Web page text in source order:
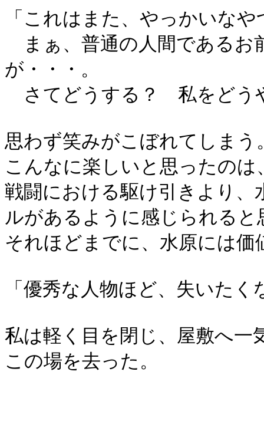
「これはまた、やっかいな
まぁ、普通の人間であるお
が・・・。
さてどうする？ 私をどう
思わず笑みがこぼれてしまう
こんなに楽しいと思ったの
戦闘における駆け引きより
ルがあるように感じられると
それほどまでに、水原には価
「優秀な人物ほど、失いた
私は軽く目を閉じ、屋敷へ一
この場を去った。